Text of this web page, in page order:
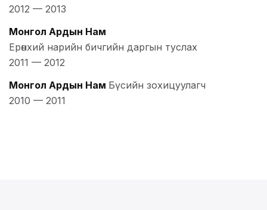
2012 — 2013
Монгол Ардын Нам
Ерөнхий нарийн бичгийн даргын туслах
2011 — 2012
Монгол Ардын Нам Бүсийн зохицуулагч
2010 — 2011